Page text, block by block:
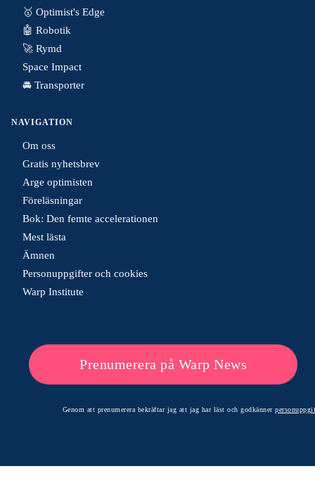
🥇 Optimist's Edge
🤖 Robotik
🚀 Rymd
Space Impact
🚘 Transporter
NAVIGATION
Om oss
Gratis nyhetsbrev
Arge optimisten
Föreläsningar
Bok: Den femte accelerationen
Mest lästa
Ämnen
Personuppgifter och cookies
Warp Institute
Prenumerera på Warp News
Genom att prenumerera bekräftar jag att jag har läst och godkänner